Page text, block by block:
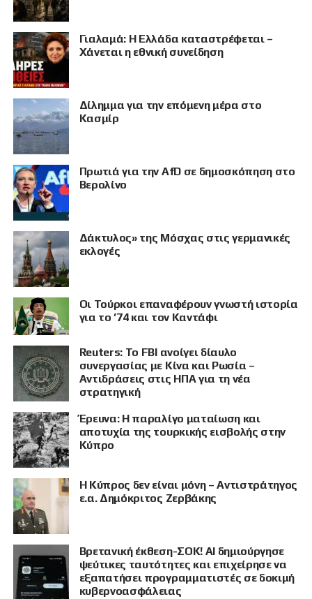
ΠΡΟΒΟΛΗ
Γιαλαμά: Η Ελλάδα καταστρέφεται –
Χάνεται η εθνική συνείδηση
Δίλημμα για την επόμενη μέρα στο
Κασμίρ
Πρωτιά για την AfD σε δημοσκόπηση στο
Βερολίνο
Δάκτυλος» της Μόσχας στις γερμανικές
εκλογές
Οι Τούρκοι επαναφέρουν γνωστή ιστορία
για το ’74 και τον Καντάφι
Reuters: Το FBI ανοίγει δίαυλο
συνεργασίας με Κίνα και Ρωσία –
Αντιδράσεις στις ΗΠΑ για τη νέα
στρατηγική
Έρευνα: Η παραλίγο ματαίωση και
αποτυχία της τουρκικής εισβολής στην
Κύπρο
Η Κύπρος δεν είναι μόνη – Αντιστράτηγος
ε.α. Δημόκριτος Ζερβάκης
Βρετανική έκθεση-ΣΟΚ! AI δημιούργησε
ψεύτικες ταυτότητες και επιχείρησε να
εξαπατήσει προγραμματιστές σε δοκιμή
κυβερνοασφάλειας